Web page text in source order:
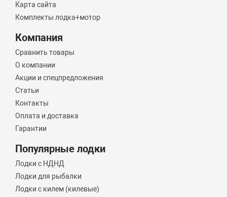
Карта сайта
Комплекты лодка+мотор
Компания
Сравнить товары
О компании
Акции и спецпредложения
Статьи
Контакты
Оплата и доставка
Гарантии
Популярные лодки
Лодки с НДНД
Лодки для рыбалки
Лодки с килем (килевые)